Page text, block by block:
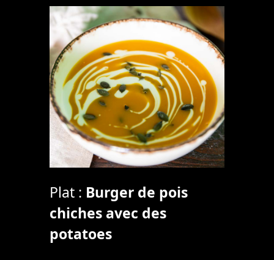
Plat : Burger de pois
chiches avec des
potatoes